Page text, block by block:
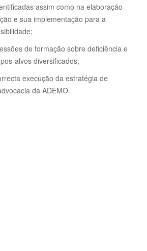
assim como na elaboração
e sua implementação para a
de formação sobre deficiência e
alvos diversificados;
execução da estratégia de
da ADEMO.